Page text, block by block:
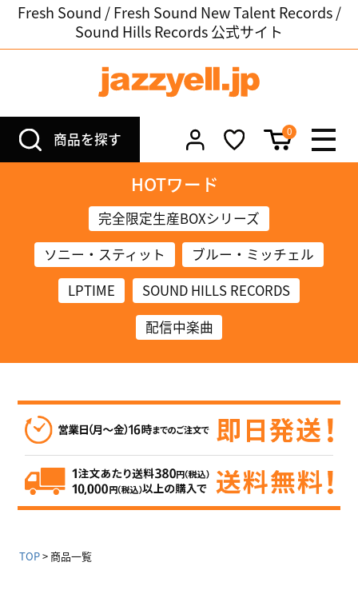
Fresh Sound / Fresh Sound New Talent Records /
Sound Hills Records 公式サイト
商品を探す 0
HOTワード
完全限定生産BOXシリーズ
ソニー・スティット
ブルー・ミッチェル
LPTIME
SOUND HILLS RECORDS
配信中楽曲
TOP 商品一覧